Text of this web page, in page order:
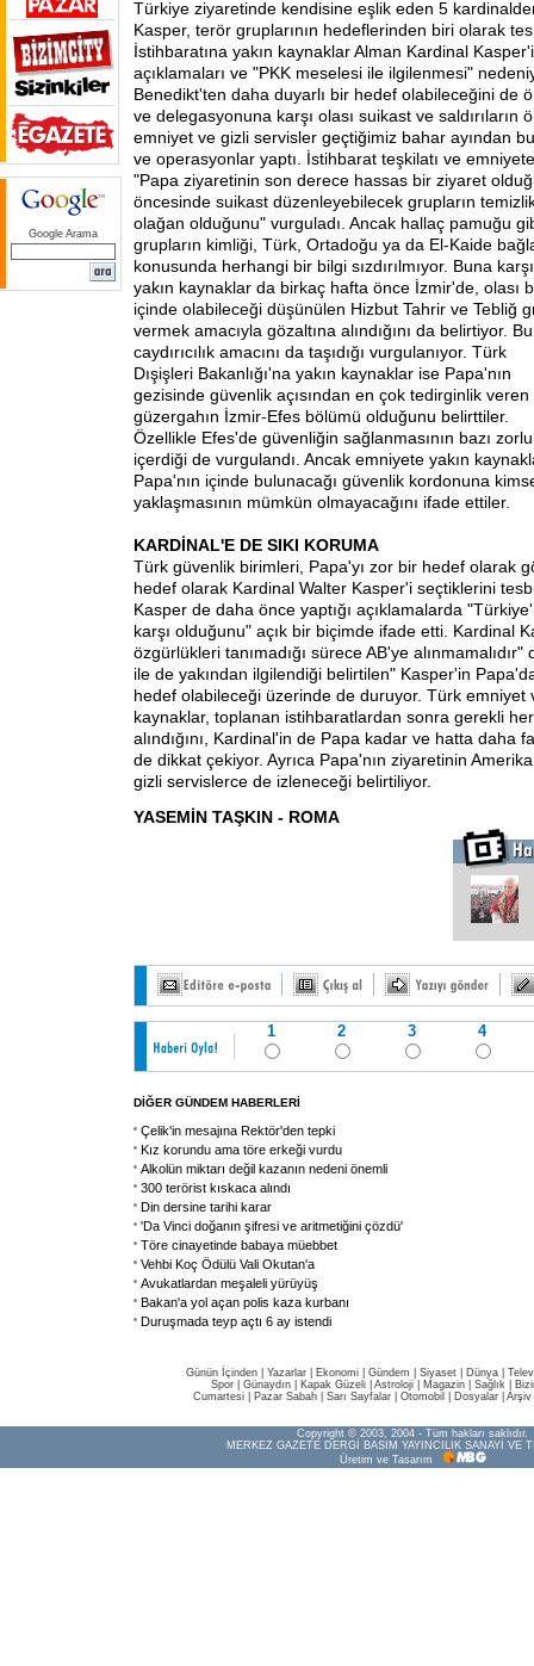
Google Arama
Türkiye ziyaretinde kendisine eşlik eden 5
Kasper, terör gruplarının hedeflerinden biri olarak
İstihbaratına yakın kaynaklar Alman Kardinal
açıklamaları ve "PKK meselesi ile ilgilenmesi"
Benedikt'ten daha duyarlı bir hedef olabileceğini de
ve delegasyonuna karşı olası suikast ve saldırıların
emniyet ve gizli servisler geçtiğimiz bahar ayından
ve operasyonlar yaptı. İstihbarat teşkilatı ve
"Papa ziyaretinin son derece hassas bir ziyaret
öncesinde suikast düzenleyebilecek grupların
olağan olduğunu" vurguladı. Ancak hallaç pamuğu
grupların kimliği, Türk, Ortadoğu ya da El-Kaide
konusunda herhangi bir bilgi sızdırılmıyor. Buna
yakın kaynaklar da birkaç hafta önce İzmir'de, olası
içinde olabileceği düşünülen Hizbut Tahrir ve Tebliğ
vermek amacıyla gözaltına alındığını da belirtiyor.
caydırıcılık amacını da taşıdığı vurgulanıyor. Türk
Dışişleri Bakanlığı'na yakın kaynaklar ise Papa'nın
gezisinde güvenlik açısından en çok tedirginlik veren
güzergahın İzmir-Efes bölümü olduğunu belirttiler.
Özellikle Efes'de güvenliğin sağlanmasının bazı
içerdiği de vurgulandı. Ancak emniyete yakın
Papa'nın içinde bulunacağı güvenlik kordonuna
yaklaşmasının mümkün olmayacağını ifade ettiler.
KARDİNAL'E DE SIKI KORUMA
Türk güvenlik birimleri, Papa'yı zor bir hedef olarak
hedef olarak Kardinal Walter Kasper'i seçtiklerini
Kasper de daha önce yaptığı açıklamalarda
karşı olduğunu" açık bir biçimde ifade etti. Kardinal
özgürlükleri tanımadığı sürece AB'ye
ile de yakından ilgilendiği belirtilen" Kasper'in
hedef olabileceği üzerinde de duruyor. Türk emniyet
kaynaklar, toplanan istihbaratlardan sonra gerekli
alındığını, Kardinal'in de Papa kadar ve hatta daha
de dikkat çekiyor. Ayrıca Papa'nın ziyaretinin
gizli servislerce de izleneceği belirtiliyor.
YASEMİN TAŞKIN - ROMA
1 2 3 4
DİĞER GÜNDEM HABERLERİ
Çelik'in mesajına Rektör'den tepki
Kız korundu ama töre erkeği vurdu
Alkolün miktarı değil kazanın nedeni önemli
300 terörist kıskaca alındı
Din dersine tarihi karar
'Da Vinci doğanın şifresi ve aritmetiğini çözdü'
Töre cinayetinde babaya müebbet
Vehbi Koç Ödülü Vali Okutan'a
Avukatlardan meşaleli yürüyüş
Bakan'a yol açan polis kaza kurbanı
Duruşmada teyp açtı 6 ay istendi
Günün İçinden Yazarlar Ekonomi Gündem Siyaset Dünya |
Spor
Günaydın Kapak Güzeli Astroloji Magazin Sağlık
Cumartesi
Pazar Sabah Sarı Sayfalar Otomobil Dosyalar Arşiv
Copyright © 2003, 2004 - Tüm hakları saklıdır.
MERKEZ GAZETE DERGİ BASIM YAYINCILIK SANAYİ VE
Üretim ve Tasarım